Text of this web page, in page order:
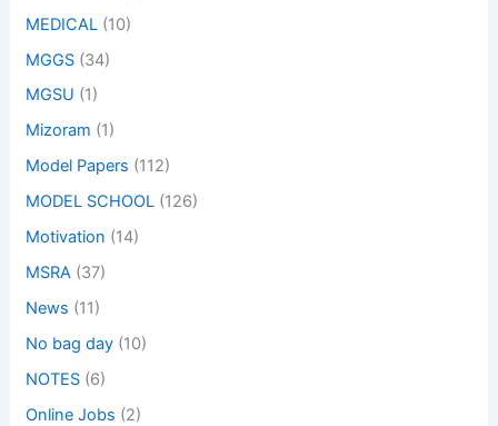
MEDICAL (10)
MGGS (34)
MGSU (1)
Mizoram (1)
Model Papers (112)
MODEL SCHOOL (126)
Motivation (14)
MSRA (37)
News (11)
No bag day (10)
NOTES (6)
Online Jobs (2)